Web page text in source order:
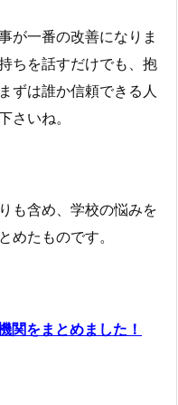
が一番の改善になりま
ちを話すだけでも、抱
ずは誰か信頼できる人
さいね。
も含め、学校の悩みを
めたものです。
関をまとめました！